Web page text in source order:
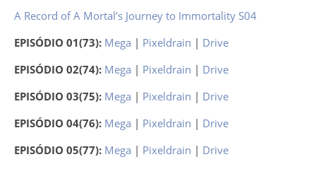
A Record of A Mortal’s Journey to Immortality S04
EPISÓDIO 01(73): Mega | Pixeldrain | Drive
EPISÓDIO 02(74): Mega | Pixeldrain | Drive
EPISÓDIO 03(75): Mega | Pixeldrain | Drive
EPISÓDIO 04(76): Mega | Pixeldrain | Drive
EPISÓDIO 05(77): Mega | Pixeldrain | Drive